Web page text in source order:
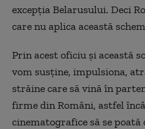
excepția Belarusului. Deci
care nu aplica această
Prin acest oficiu și această
vom susține, impulsiona,
străine care să vină în
firme din Români, astfel
cinematografice să se poată